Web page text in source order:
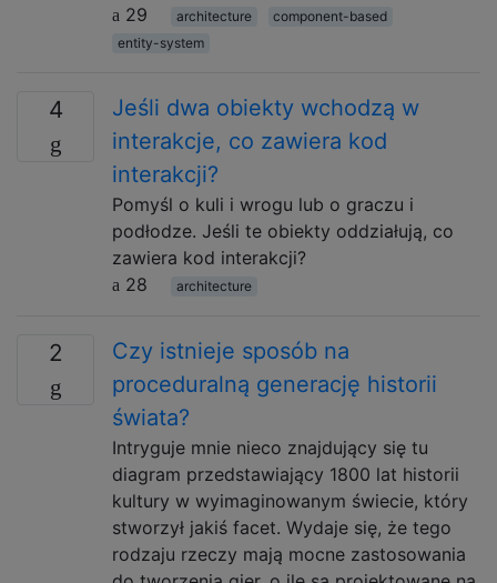
29
architecture
component-based
entity-system
4
Jeśli dwa obiekty wchodzą w
interakcje, co zawiera kod
interakcji?
Pomyśl o kuli i wrogu lub o graczu i
podłodze. Jeśli te obiekty oddziałują, co
zawiera kod interakcji?
28
architecture
2
Czy istnieje sposób na
proceduralną generację historii
świata?
Intryguje mnie nieco znajdujący się tu
diagram przedstawiający 1800 lat historii
kultury w wyimaginowanym świecie, który
stworzył jakiś facet. Wydaje się, że tego
rodzaju rzeczy mają mocne zastosowania